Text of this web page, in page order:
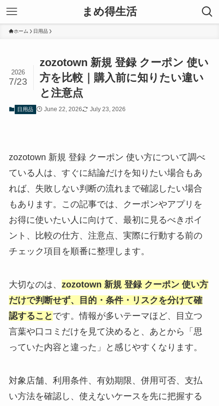
まめ得生活
ホーム 日用品
zozotown 新規 登録 クーポン 使い
方を比較｜購入前に知りたい違い
と注意点
2026
7/23
日用品 June 22, 2026 July 23, 2026
zozotown 新規 登録 クーポン 使い方について調べ
ている人は、すぐに結論だけを知りたい場合もあ
れば、失敗しない判断の流れまで確認したい場合
もあります。この記事では、クーポンやアプリを
お得に使いたい人に向けて、最初に見るべきポイ
ント、比較の仕方、注意点、実際に行動する前の
チェック項目を順番に整理します。
大切なのは、 zozotown 新規 登録 クーポン 使い方
だけで判断せず、目的・条件・リスクを分けて確
認すること です。情報が多いテーマほど、目立つ
言葉や口コミだけを見て決めると、あとから「思
っていた内容と違った」と感じやすくなります。
対象店舗、利用条件、有効期限、併用可否、支払
い方法を確認し、使えないケースを先に把握する